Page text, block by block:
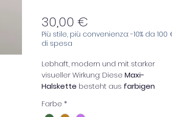
30,00 €
Più stile, più convenienza: -10% da 100
di spesa
Lebhaft, modern und mit starker
visueller Wirkung: Diese Maxi-
Halskette besteht aus farbigen
kombiniert mit
Farbe *